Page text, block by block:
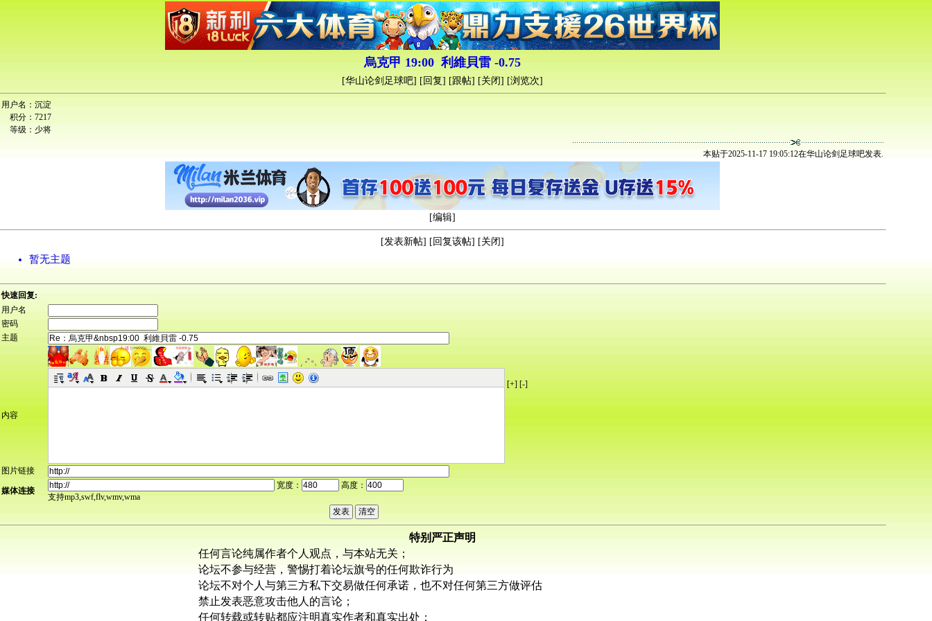
烏克甲 19:00 利維貝雷 -0.75
[华山论剑足球吧] [回复] [跟帖] [关闭] [浏览次]
用户名： 沉淀
积分： 7217
等级： 少将
本贴于2025-11-17 19:05:12在华山论剑足球吧发表.
[编辑]
[发表新帖] [ 回复该帖] [关闭]
暂无主题
快速回复:
用户名
密码
主题
内容
[+] [-]
图片链接
媒体连接
宽度：
高度：
支持mp3,swf,flv,wmv,wma
特别严正声明
任何言论纯属作者个人观点，与本站无关；
论坛不参与经营，警惕打着论坛旗号的任何欺诈行为
论坛不对个人与第三方私下交易做任何承诺，也不对任何第三方做评估
禁止发表恶意攻击他人的言论；
任何转载或转贴都应注明真实作者和真实出处；